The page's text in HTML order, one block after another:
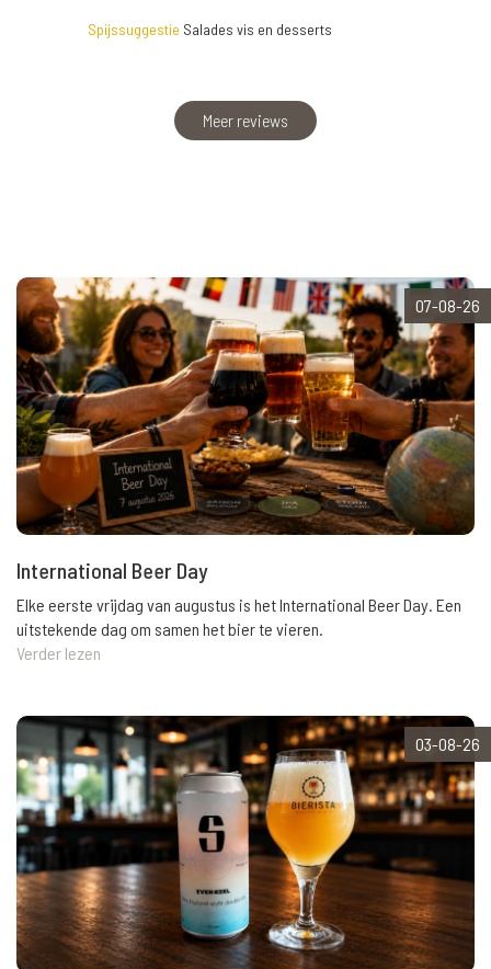
Spijssuggestie Salades vis en desserts
Meer reviews
07-08-26
International Beer Day
Elke eerste vrijdag van augustus is het International Beer Day. Een
uitstekende dag om samen het bier te vieren.
Verder lezen
03-08-26